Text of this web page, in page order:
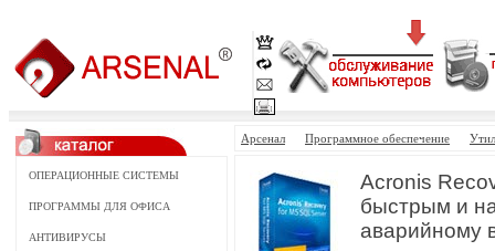
ОПЕРАЦИОННЫЕ СИСТЕМЫ
ПРОГРАММЫ ДЛЯ ОФИСА
АНТИВИРУСЫ
Арсенал Программное обеспечение
Acronis
быстрым и
аварийному